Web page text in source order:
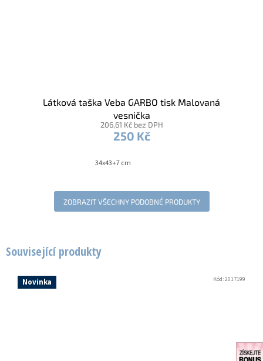
Související produkty
Novinka Kód:2017199
Látková taška Veba GARBO tisk Malovaná
vesnička
206,61 Kč bez DPH
250 Kč
34x43+7 cm
ZOBRAZIT VŠECHNY PODOBNÉ PRODUKTY